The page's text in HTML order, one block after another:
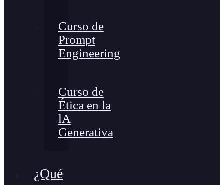
Curso de
Prompt
Engineering
Curso de
Ética en la
lA
Generativa
¿Qué